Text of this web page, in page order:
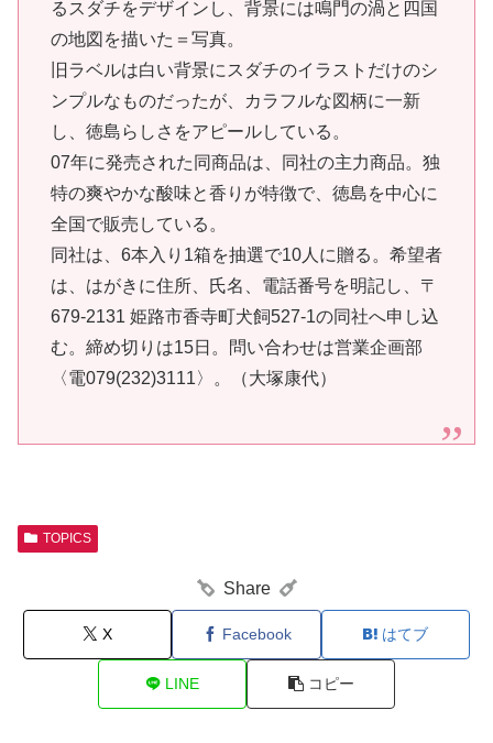
るスダチをデザインし、背景には鳴門の渦と四国
の地図を描いた＝写真。
旧ラベルは白い背景にスダチのイラストだけのシ
ンプルなものだったが、カラフルな図柄に一新
し、徳島らしさをアピールしている。
07年に発売された同商品は、同社の主力商品。独
特の爽やかな酸味と香りが特徴で、徳島を中心に
全国で販売している。
同社は、6本入り1箱を抽選で10人に贈る。希望者
は、はがきに住所、氏名、電話番号を明記し、〒
679-2131 姫路市香寺町犬飼527-1の同社へ申し込
む。締め切りは15日。問い合わせは営業企画部
〈電079(232)3111〉。（大塚康代）
TOPICS
Share
X Facebook はてブ
LINE コピー